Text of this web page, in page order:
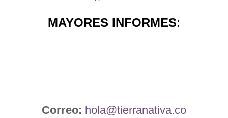
MAYORES INFORMES:
Correo: hola@tierranativa.co